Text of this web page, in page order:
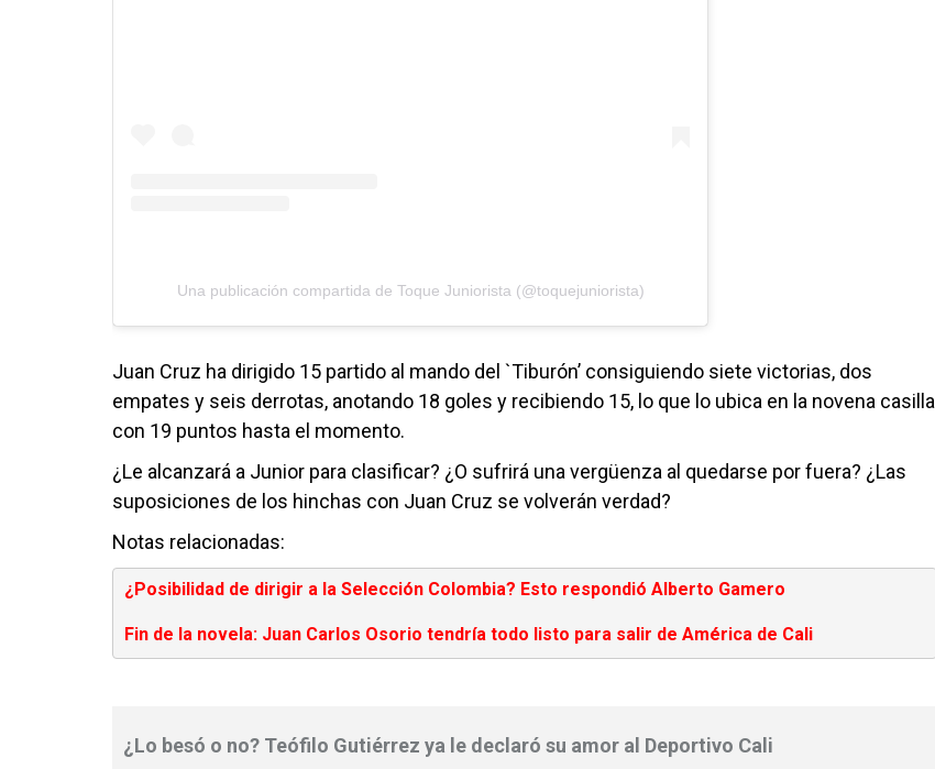
Una publicación compartida de Toque Juniorista (@toquejuniorista)
Juan Cruz ha dirigido 15 partido al mando del `Tiburón’ consiguiendo siete victorias, dos
empates y seis derrotas, anotando 18 goles y recibiendo 15, lo que lo ubica en la novena casilla
con 19 puntos hasta el momento.
¿Le alcanzará a Junior para clasificar? ¿O sufrirá una vergüenza al quedarse por fuera? ¿Las
suposiciones de los hinchas con Juan Cruz se volverán verdad?
Notas relacionadas:
¿Posibilidad de dirigir a la Selección Colombia? Esto respondió Alberto Gamero
Fin de la novela: Juan Carlos Osorio tendría todo listo para salir de América de Cali
¿Lo besó o no? Teófilo Gutiérrez ya le declaró su amor al Deportivo Cali